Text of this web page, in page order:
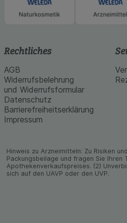
Rechtliches
AGB
Widerrufsbelehrung
und Widerrufsformular
Datenschutz
Barrierefreiheitserklärung
Impressum
Hinweis zu Arzneimitteln: Zu Risiken
Packungs­beilage und fragen Sie Ihren
Apothekenverkaufspreises. (2)
sich auf den UAVP oder den UVP.